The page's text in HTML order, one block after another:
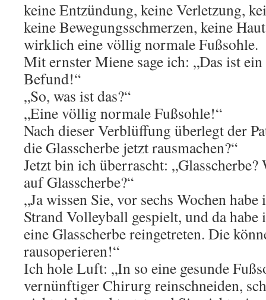
keine Entzündung, keine Verletzung,
keine Bewegungsschmerzen, keine
wirklich eine völlig normale Fußsohle.
Mit ernster Miene sage ich: „Das ist
Befund!“
„So, was ist das?“
„Eine völlig normale Fußsohle!“
Nach dieser Verblüffung überlegt der
die Glasscherbe jetzt rausmachen?“
Jetzt bin ich überrascht:
auf Glasscherbe?“
„Ja wissen Sie, vor sechs Wochen
Strand Volleyball gespielt, und da
eine Glasscherbe reingetreten. Die
rausoperieren!“
Ich hole Luft: „In so eine gesunde
vernünftiger Chirurg reinschneiden,